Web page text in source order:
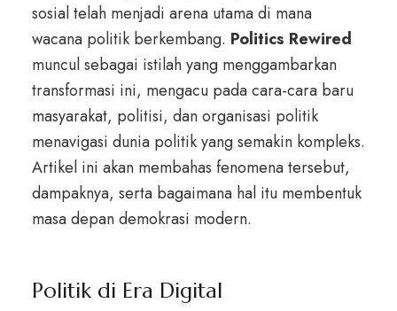
sosial telah menjadi arena utama di mana
wacana politik berkembang. Politics Rewired
muncul sebagai istilah yang menggambarkan
transformasi ini, mengacu pada cara-cara baru
masyarakat, politisi, dan organisasi politik
menavigasi dunia politik yang semakin kompleks.
Artikel ini akan membahas fenomena tersebut,
dampaknya, serta bagaimana hal itu membentuk
masa depan demokrasi modern.
Politik di Era Digital